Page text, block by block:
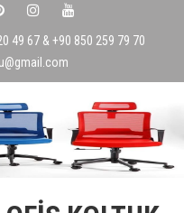
49 67 & +90 850 259 79 70